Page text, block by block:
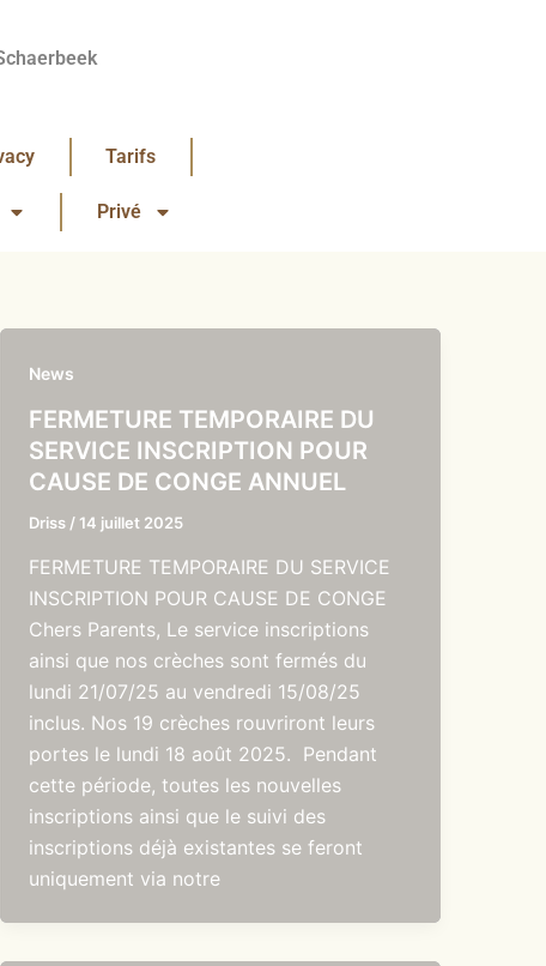
Tarifs
Privé
News
FERMETURE TEMPORAIRE DU
SERVICE INSCRIPTION POUR
CAUSE DE CONGE ANNUEL
Driss / 14 juillet 2025
FERMETURE TEMPORAIRE DU SERVICE
INSCRIPTION POUR CAUSE DE CONGE
Chers Parents, Le service inscriptions
ainsi que nos crèches sont fermés du
lundi 21/07/25 au vendredi 15/08/25
inclus. Nos 19 crèches rouvriront leurs
portes le lundi 18 août 2025. Pendant
cette période, toutes les nouvelles
inscriptions ainsi que le suivi des
inscriptions déjà existantes se feront
uniquement via notre